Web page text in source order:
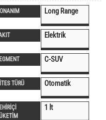
Long Range
Elektrik
C-SUV
TÜRÜ Otomatik
1 lt